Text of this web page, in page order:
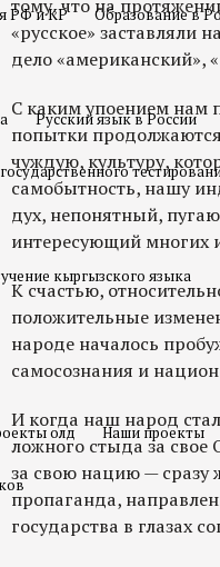
РФ и КР Образование в
Русский язык в России
кыргызского языка
олд Наши проекты
тому, что на
«русское» заставляли
дело «американский»,
С каким упоением нам
попытки
чуждую, культуру,
самобытность, нашу
дух, непонятный,
интересующий многих
К счастью,
положительные
народе началось
самосознания и
И когда наш народ
ложного стыда за свое
за свою нацию — сразу
пропаганда,
государства в глазах